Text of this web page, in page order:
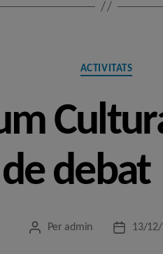
Categories
ACTIVITATS
debat
Autor
Per admin
Data13/